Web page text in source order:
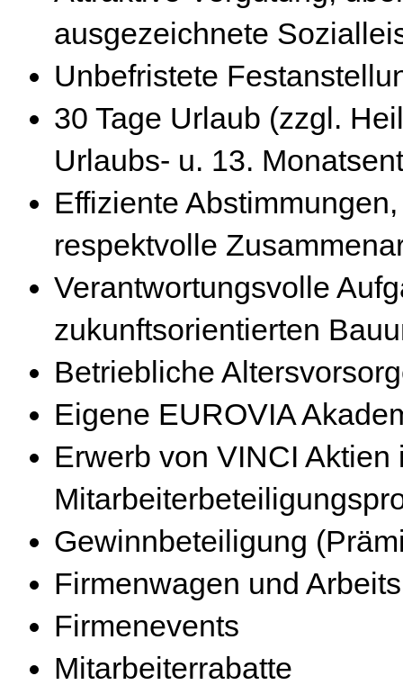
ausgezeichnete
Unbefristete
30 Tage Urlaub (zzgl.
Urlaubs- u. 13.
Effiziente
respektvolle
Verantwortungsvolle
zukunftsorientierten
Betriebliche
Eigene EUROVIA
Erwerb von VINCI
Gewinnbeteiligung
Firmenwagen und
Firmenevents
Mitarbeiterrabatte